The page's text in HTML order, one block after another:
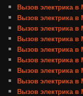
Вызов электрика в
Вызов электрика в
Вызов электрика в
Вызов электрика в
Вызов электрика в
Вызов электрика
Вызов электрика
Вызов электрика в
Вызов электрика